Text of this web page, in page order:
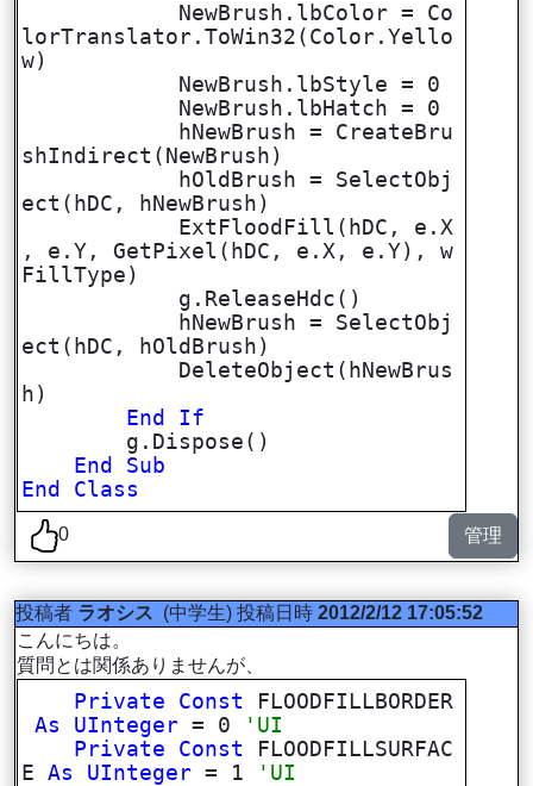
NewBrush.lbColor = Co
lorTranslator.ToWin32(Color.Yello
w)
NewBrush.lbStyle = 0
NewBrush.lbHatch = 0
hNewBrush = CreateBru
shIndirect(NewBrush)
hOldBrush = SelectObj
ect(hDC, hNewBrush)
ExtFloodFill(hDC, e.X
, e.Y, GetPixel(hDC, e.X, e.Y), w
FillType)
g.ReleaseHdc()
hNewBrush = SelectObj
ect(hDC, hOldBrush)
DeleteObject(hNewBrus
h)
End
If
g.Dispose()
End
Sub
End
Class
0 管理
投稿者 ラオシス (中学生) 投稿日時 2012/2/12 17:05:52
こんにちは。
質問とは関係ありませんが、
Private Const
FLOODFILLBORDER
As
UInteger = 0
'UI
Private
Const
FLOODFILLSURFAC
EAs UInteger = 1 'UI